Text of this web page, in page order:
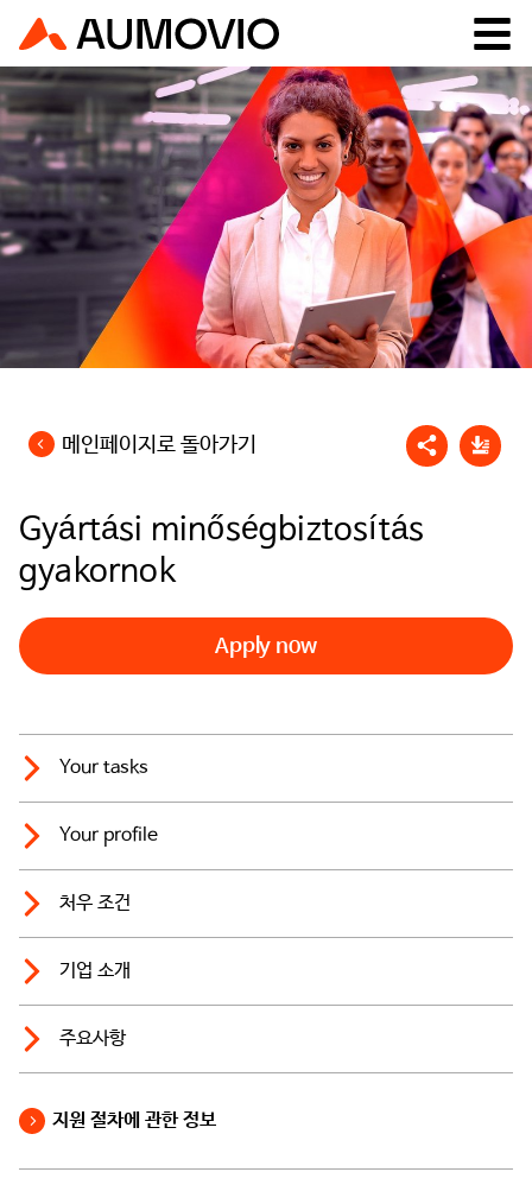
메인페이지로 돌아가기
Gyártási minőségbiztosítás
gyakornok
Apply now
Your tasks
Your profile
처우 조건
기업 소개
주요사항
지원 절차에 관한 정보